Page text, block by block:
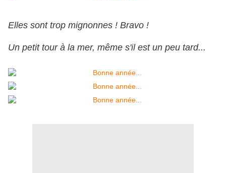
Elles sont trop mignonnes ! Bravo !
Un petit tour à la mer, même s'il est un peu tard...